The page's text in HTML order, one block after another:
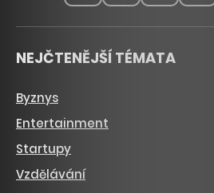
NEJČTENĚJŠÍ TÉMATA
Byznys
Entertainment
Startupy
Vzdělávání